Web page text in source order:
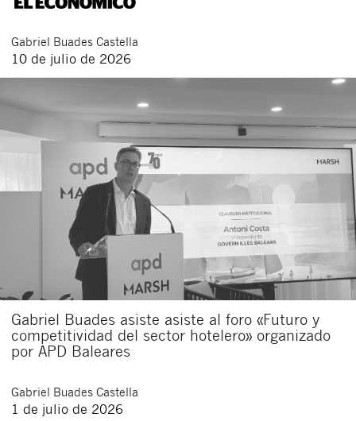
Gabriel Buades Castella
10 de julio de 2026
Gabriel Buades asiste asiste al foro «Futuro y
competitividad del sector hotelero» organizado
por APD Baleares
Gabriel Buades Castella
1 de julio de 2026